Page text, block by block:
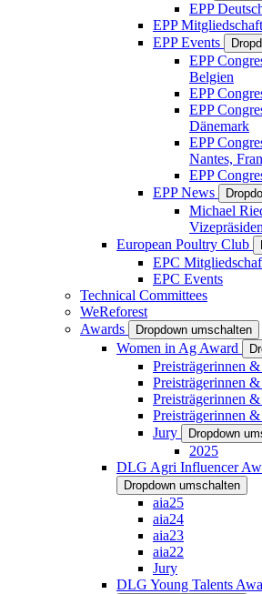
EPP
EPP Mitgliedschaft
EPP Events
EPP
Belgien
EPP
EPP
Dänemark
EPP
Nantes,
EPP
EPP News
Michael
European Poultry Club
EPC
EPC Events
Technical Committees
WeReforest
Awards
Dropdown umschalten
Women in Ag Award
Preisträgerinnen
Preisträgerinnen
Preisträgerinnen
Preisträgerinnen
Jury
Dropdown
2025
DLG Agri Influencer
Dropdown umschalten
aia25
aia24
aia23
aia22
Jury
DLG Young Talents